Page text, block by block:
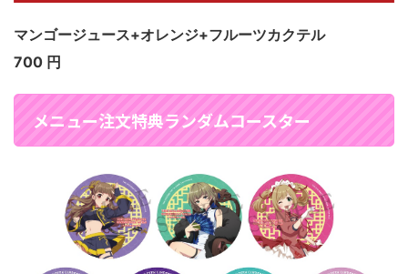
マンゴージュース+オレンジ+フルーツカクテル
700 円
メニュー注文特典ランダムコースター